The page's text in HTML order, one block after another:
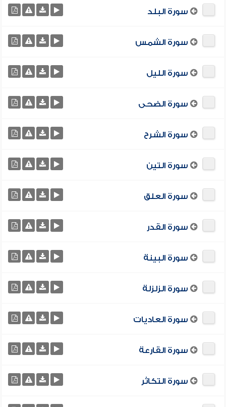
سورة البلد
سورة الشمس
سورة الليل
سورة الضحى
سورة الشرح
سورة التين
سورة العلق
سورة القدر
سورة البينة
سورة الزلزلة
سورة العاديات
سورة القارعة
سورة التكاثر